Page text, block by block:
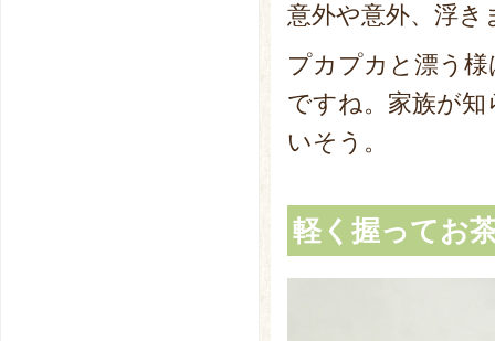
意外や意外、浮き
プカプカと漂う
ですね。家族が
いそう。
軽く握ってお